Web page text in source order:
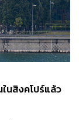
นสิงคโปร์แล้ว